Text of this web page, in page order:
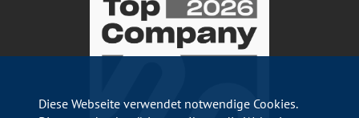
Diese Webseite verwendet notwendige Cookies.